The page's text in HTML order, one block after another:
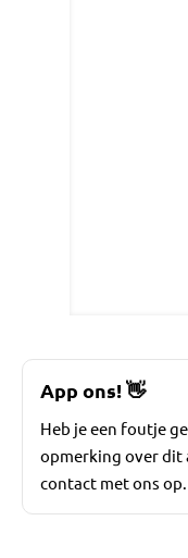
App ons!👋
Heb je een foutje
opmerking over dit
contact met ons op.